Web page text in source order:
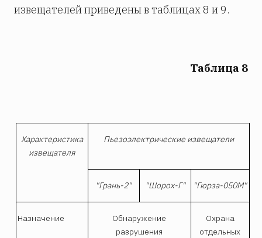
извещателей приведены в таблицах 8 и 9.
Таблица 8
Характеристика
извещателя
Пьезоэлектрические извещатели
"Грань-2" "Шорох-Г" "Гюрза-050M"
Назначение
Обнаружение
разрушения
Охрана
отдельных